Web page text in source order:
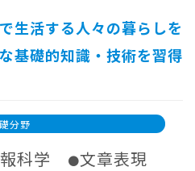
生活する人々の暮らしを
基礎的知識・技術を習得
分野
科学 ●文章表現